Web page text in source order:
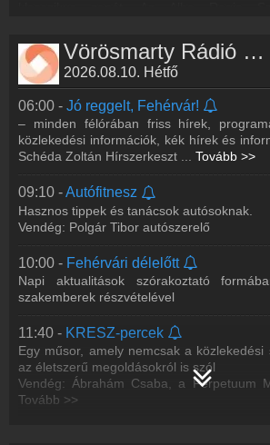
18:10 -Fehérvári beszélgetések
Szerkesztő: Palkó Zsuzsi
19:10 - Fehérvári beszélgetések
Szerkesztő: Sasvári Csilla
20:05 -Fehérvári beszélgetések
12:10 - Csak stílusosan!
Mitől leszek csinos? Milyen szín áll jól?
milyen szabású ruha való? – mindannyian
nemcsak rendben tudni,...Tovább >>
13:05 -A táncdalfesztiváloktól
Zenei időutazás – magyar előadók
Vendég: Kiss György
14:10 - Zeneturmix
Népszerűsítjük a hazai és külföldi előadók
helyi énekesek, együttesek pálya...Tovább
Szerkesztő: Palkó Zsuzsi
19:10 -Fehérvári beszélgetések
Szerkesztő: Sasvári Csilla
Vörösmarty Rádió műsorai
2026.08.10. Hétfő
06:00 - Jó reggelt, Fehérvár!
– minden félórában friss hírek,
közlekedési információk, kék hírek és
Schéda Zoltán Hírszerkeszt ... Tovább >>
09:10 -Autófitnesz
Hasznos tippek és tanácsok autósoknak.
Vendég: Polgár Tibor autószerelő
10:00 - Fehérvári délelőtt
Napi aktualitások szórakoztató
szakemberek részvételével
11:40 - KRESZ-percek
Egy műsor, amely nemcsak a közlekedési
az életszerű megoldásokról is szól
Vendég: Ábrahám Csaba, a Perpetuum
Tovább >>